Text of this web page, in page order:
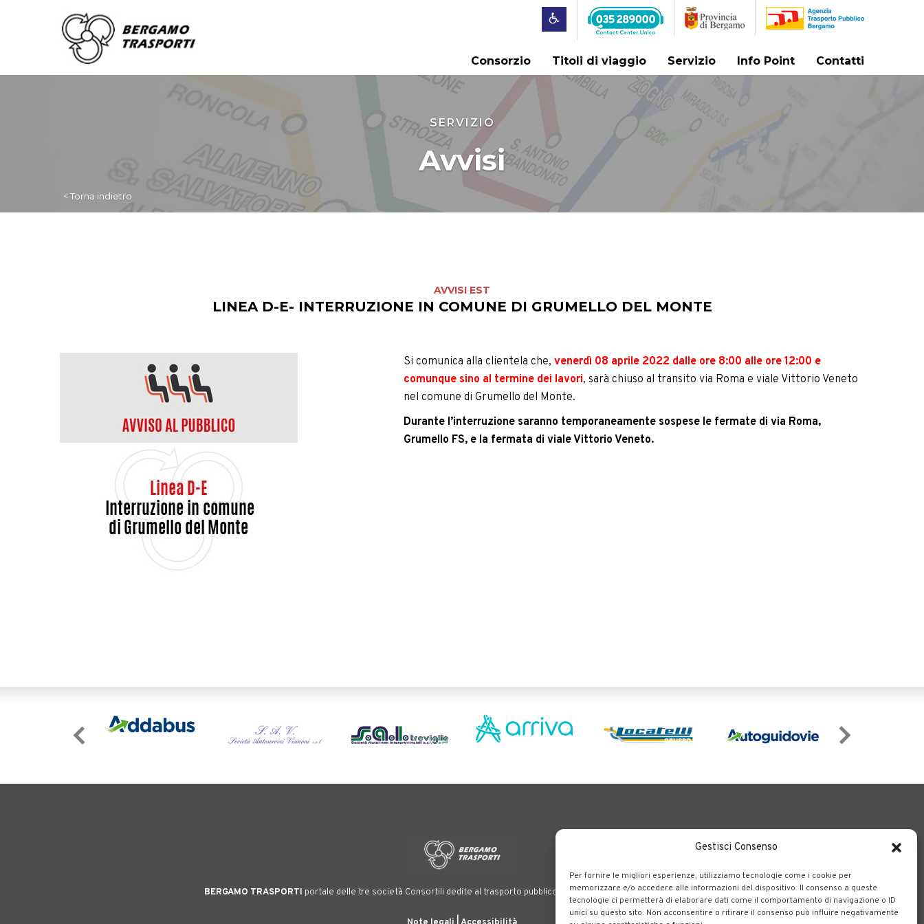
Gestisci Consenso
Per fornire le migliori esperienze, utilizziamo tecnologie come i cookie per
memorizzare e/o accedere alle informazioni del dispositivo. Il consenso a queste
tecnologie ci permetterà di elaborare dati come il comportamento di navigazione o ID
unici su questo sito. Non acconsentire o ritirare il consenso può influire negativamente
Consorzio Titoli di viaggio Servizio Info Point Contatti
SERVIZIO
Avvisi
< Torna indietro
AVVISI EST
LINEA D-E- INTERRUZIONE IN COMUNE DI GRUMELLO DEL MONTE
Si comunica alla clientela che, venerdì 08 aprile 2022 dalle ore 8:00 alle ore 12:00 e
comunque sino al termine dei lavori, sarà chiuso al transito via Roma e viale Vittorio Veneto
nel comune di Grumello del Monte.
Durante l’interruzione saranno temporaneamente sospese le fermate di via Roma,
Grumello FS, e la fermata di viale Vittorio Veneto.
BERGAMO TRASPORTI portale delle tre società Consortili dedite al trasporto pubblico locale su tutto il territorio bergamasco.